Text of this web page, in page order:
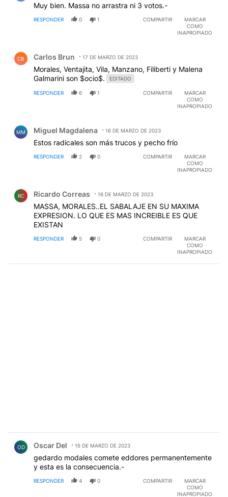
Muy bien. Massa no arrastra ni 3 votos.-
RESPONDER 0 1 COMPARTIR
MARCAR
COMO
INAPROPIADO
CB Carlos Brun 17 DE MARZO DE 2023
Morales, Ventajita, Vila, Manzano, Filiberti y Malena
Galmarini son $ocio$.
EDITADO
RESPONDER 6 1 COMPARTIR
MARCAR
COMO
INAPROPIADO
MM Miguel Magdalena 16 DE MARZO DE 2023
Estos radicales son más trucos y pecho frío
RESPONDER 2 0 COMPARTIR
MARCAR
COMO
INAPROPIADO
RC Ricardo Correas 16 DE MARZO DE 2023
MASSA, MORALES..EL SABALAJE EN SU MAXIMA
EXPRESION. LO QUE ES MAS INCREIBLE ES QUE
EXISTAN
RESPONDER 5 0 COMPARTIR
MARCAR
COMO
INAPROPIADO
OD Oscar Del 16 DE MARZO DE 2023
gedardo modales comete eddores permanentemente
y esta es la consecuencia.-
RESPONDER 4 0 COMPARTIR
MARCAR
COMO
INAPROPIADO